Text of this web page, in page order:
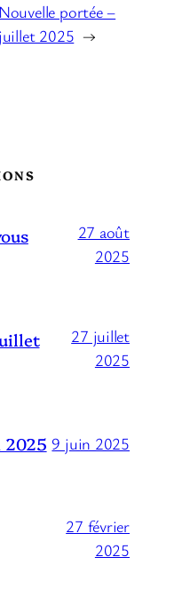
Nouvelle portée –
juillet 2025 →
27 août
2025
27 juillet
2025
2025 9 juin 2025
27 février
2025